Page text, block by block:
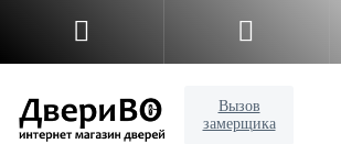
Вызов
замерщика